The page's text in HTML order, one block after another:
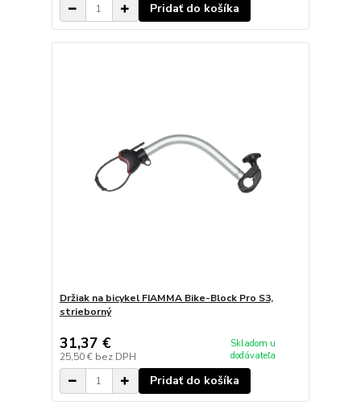
Pridať do košíka
Držiak na bicykel FIAMMA Bike-Block Pro S3,
strieborný
31,37 €
25,50 € bez DPH
Skladom u
dodávateľa
Pridať do košíka